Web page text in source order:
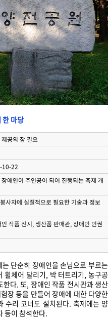
한 마당
공의 장 필요
10-22
애인이 주인공이 되어 진행되는 축제 개
사자에 실질적으로 필요한 기술과 정보
작품 전시, 생산품 판매관, 장애인 인권
단순히 장애인을 손님으로 부르는
휠체어 달리기, 박 터트리기, 농구공
다. 또, 장애인 작품 전시관과 생산
장 등을 만들어 장애에 대한 다양한
수리 코너도 설치된다. 축제에는 양
등이 참석한다.